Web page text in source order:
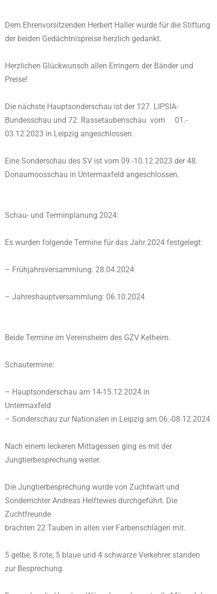
Dem Ehrenvorsitzenden Herbert Haller wurde für die Stiftung
der beiden Gedächtnispreise herzlich gedankt.
Herzlichen Glückwunsch allen Erringern der Bänder und
Preise!
Die nächste Hauptsonderschau ist der 127. LIPSIA-
Bundesschau und 72. Rassetaubenschau vom 01.-
03.12.2023 in Leipzig angeschlossen.
Eine Sonderschau des SV ist vom 09.-10.12.2023 der 48.
Donaumoosschau in Untermaxfeld angeschlossen.
Schau- und Terminplanung 2024:
Es wurden folgende Termine für das Jahr 2024 festgelegt:
– Frühjahrsversammlung: 28.04.2024
– Jahreshauptversammlung: 06.10.2024
Beide Termine im Vereinsheim des GZV Kelheim.
Schautermine:
– Hauptsonderschau am 14-15.12.2024 in
Untermaxfeld
– Sonderschau zur Nationalen in Leipzig am 06.-08.12.2024
Nach einem leckeren Mittagessen ging es mit der
Jungtierbesprechung weiter.
Die Jungtierbesprechung wurde von Zuchtwart und
Sonderrichter Andreas Helftewes durchgeführt. Die
Zuchtfreunde
brachten 22 Tauben in allen vier Farbenschlägen mit.
5 gelbe, 8 rote, 5 blaue und 4 schwarze Verkehrer standen
zur Besprechung.